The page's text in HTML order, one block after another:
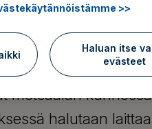
metsäalan
halutaan laittaa
>>
Haluan itse
evästeet